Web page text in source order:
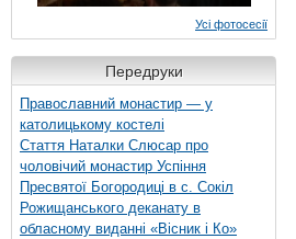
Усі фотосесії
Передруки
Православний монастир — у
католицькому костелі
Стаття Наталки Слюсар про
чоловічий монастир Успіння
Пресвятої Богородиці в с. Сокіл
Рожищанського деканату в
обласному виданні «Вісник і Ко»